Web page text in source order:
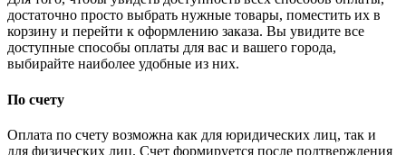
достаточно просто выбрать нужные товары, поместить их в
корзину и перейти к оформлению заказа. Вы увидите все
доступные способы оплаты для вас и вашего города,
выбирайте наиболее удобные из них.
По счету
Оплата по счету возможна как для юридических лиц, так и
для физических лиц. Счет формируется после подтверждения